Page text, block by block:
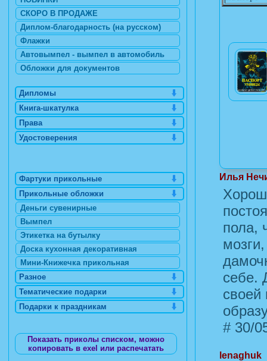
Илья
пола,
себе.
своей
#30/
lenaghuk
СКОРО В ПРОДАЖЕ
Диплом-благодарность (на русском)
Флажки
Автовымпел - вымпел в автомобиль
Обложки для документов
Дипломы
Книга-шкатулка
Права
Удостоверения
Фартуки прикольные
Прикольные обложки
Деньги сувенирные
Вымпел
Этикетка на бутылку
Доска кухонная декоративная
Мини-Книжечка прикольная
Разное
Тематические подарки
Подарки к праздникам
Показать приколы списком, можно
копировать в exel или распечатать